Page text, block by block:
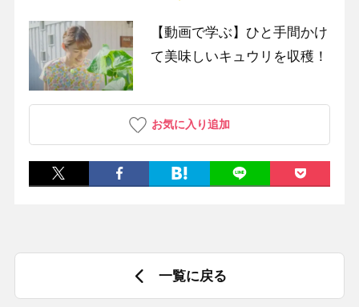
【動画で学ぶ】ひと手間かけ
て美味しいキュウリを収穫！
お気に入り追加
一覧に戻る